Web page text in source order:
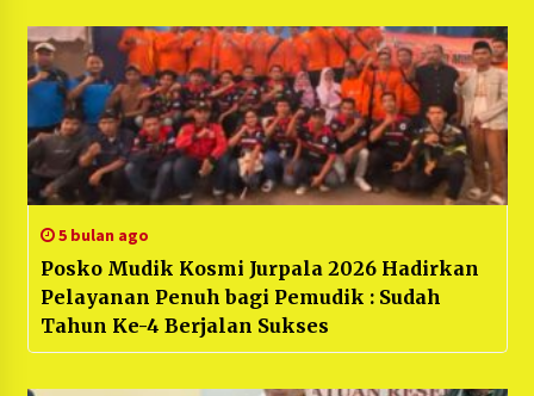
5 bulan ago
Posko Mudik Kosmi Jurpala 2026 Hadirkan
Pelayanan Penuh bagi Pemudik : Sudah
Tahun Ke-4 Berjalan Sukses